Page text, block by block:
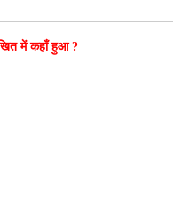
में कहाँ हुआ ?